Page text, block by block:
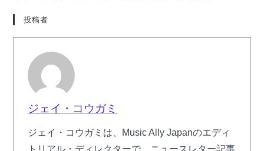
投稿者
ジェイ・コウガミ
ジェイ・コウガミは、Music Ally Japanのエディ
トリアル・ディレクターで、ニュースレター記事